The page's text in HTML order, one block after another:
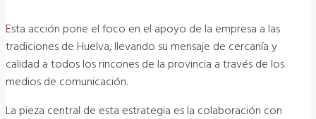
Esta acción pone el foco en el apoyo de la empresa a las
tradiciones de Huelva, llevando su mensaje de cercanía y
calidad a todos los rincones de la provincia a través de los
medios de comunicación.
La pieza central de esta estrategia es la colaboración con